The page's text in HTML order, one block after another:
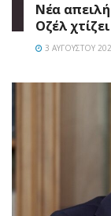
Νέα απειλή
Οζέλ
3 ΑΥΓΟΎΣΤΟΥ